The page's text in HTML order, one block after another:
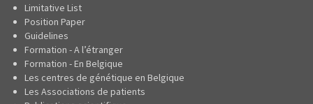
Limitative List
Position Paper
Guidelines
Formation - A l’étranger
Formation - En Belgique
Les centres de génétique en Belgique
Les Associations de patients